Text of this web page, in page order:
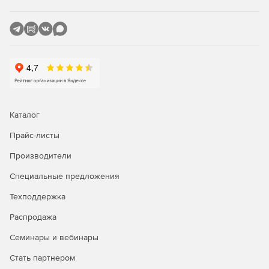
Являясь единственным средством фильтрации
приложение Burstek WebFilter ISA/TMG сочетает в себе
исключительную функциональность с предельной
Directory гарантирует тесную интеграцию программы с
проблем, связанных с несовместимостью приложений, а
большого количества параметров при добавлении или
удалении пользователя.
Своего рода фундаментом Burstek WebFilter ISA/TMG
List. В распоряжении администраторов оказывается
исчерпывающая база данных, в которой представлены
чем в 50 категорий. Патентованная технология отвечает
Каталог
Прайс-листы
Производители
Специальные предложения
Техподдержка
Распродажа
Семинары и вебинары
Стать партнером